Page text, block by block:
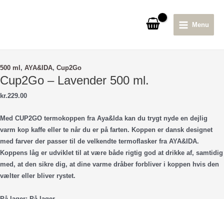
Menu
500 ml , AYA&IDA, Cup2Go
Cup2Go – Lavender 500 ml.
kr.229.00
Med CUP2GO termokoppen fra Aya&Ida kan du trygt nyde en dejlig
varm kop kaffe eller te når du er på farten. Koppen er dansk designet
med farver der passer til de velkendte termoflasker fra AYA&IDA.
Koppens låg er udviklet til at være både rigtig god at drikke af, samtidig
med, at den sikre dig, at dine varme dråber forbliver i koppen hvis den
vælter eller bliver rystet.